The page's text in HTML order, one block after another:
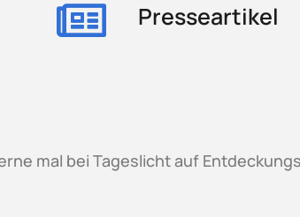
Presseartikel
mal bei Tageslicht auf